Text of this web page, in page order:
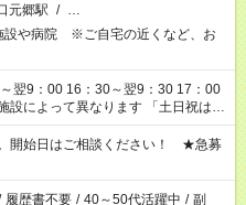
元郷駅 / …
設や病院 ※ご自宅の近くなど、お
翌9：00 16：30～翌9：30 17：00
て異なります 「土日祝は休
」 「もう少し遅い時間から始めた
ご案内いたします。 ※未経験
日中での仕事を経験いただき、 お
の都合でお休みが
ください。
開始日はご相談ください！ ★急募
履歴書不要 / 40～50代活躍中 / 副